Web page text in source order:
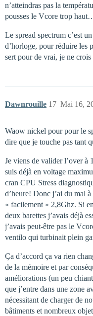
n’atteindras pas la
pousses le Vcore trop
Le spread spectrum c’est
d’horloge, pour réduire les
sert pour de vrai, je ne
Dawnrouille Mai 16,
17
Waow nickel pour pour le
dire que je touche pas tant
Je viens de valider l’over
suis déjà en voltage
cran CPU Stress
d’heure! Donc j’ai du mal
« facilement » 2,8Ghz. Si
deux barettes j’avais déjà
j’avais peut-être pas le
ventilo qui turbinait plein
Ça d’accord ça va rien
de la mémoire et par
améliorations (un peu
que j’entre dans une zone
nécessitant de charger de
bâtiments et nombreux